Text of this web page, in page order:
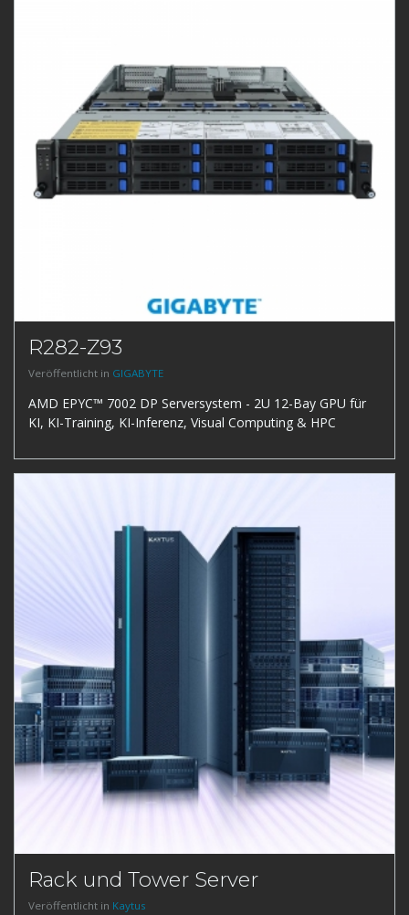
R282-Z93
Veröffentlicht in GIGABYTE
AMD EPYC™ 7002 DP Serversystem - 2U 12-Bay GPU für
KI, KI-Training, KI-Inferenz, Visual Computing & HPC
Rack und Tower Server
Veröffentlicht in Kaytus